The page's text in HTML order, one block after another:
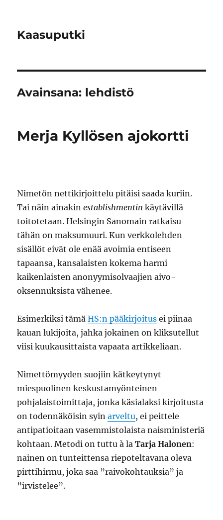
Kaasuputki
Avainsana: lehdistö
Merja Kyllösen ajokortti
Nimetön nettikirjoittelu pitäisi saada kuriin.
Tai näin ainakinestablishmentin käytävillä
toitotetaan. Helsingin Sanomain ratkaisu
tähän on maksumuuri. Kun verkkolehden
sisällöt eivät ole enää avoimia entiseen
tapaansa, kansalaisten kokema harmi
kaikenlaisten anonyymisolvaajien aivo-
oksennuksista vähenee.
Esimerkiksi tämäHS:n pääkirjoitus ei piinaa
kauan lukijoita, jahka jokainen on kliksutellut
viisi kuukausittaista vapaata artikkeliaan.
Nimettömyyden suojiin kätkeytynyt
miespuolinen keskustamyönteinen
pohjalaistoimittaja, jonka käsialaksi kirjoitusta
on todennäköisin syinarveltu, ei peittele
antipatioitaan vasemmistolaista naisministeriä
kohtaan. Metodi on tuttu à laTarja Halonen:
nainen on tunteittensa riepoteltavana oleva
pirttihirmu, joka saa ”raivokohtauksia” ja
”irvistelee”.